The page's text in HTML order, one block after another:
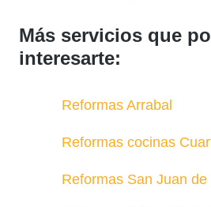
Más servicios que
interesarte:
Reformas Arrabal
Reformas cocinas
Reformas San Juan